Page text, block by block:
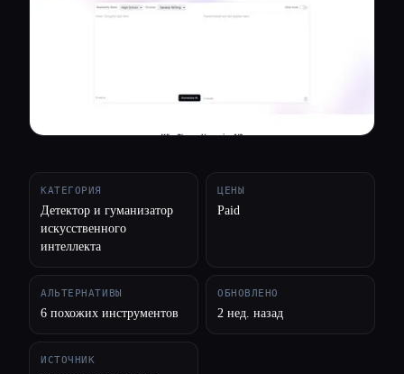
КАТЕГОРИЯ
Детектор и гуманизатор
искусственного
интеллекта
ЦЕНЫ
Paid
АЛЬТЕРНАТИВЫ
6 похожих инструментов
ОБНОВЛЕНО
2 нед. назад
ИСТОЧНИК